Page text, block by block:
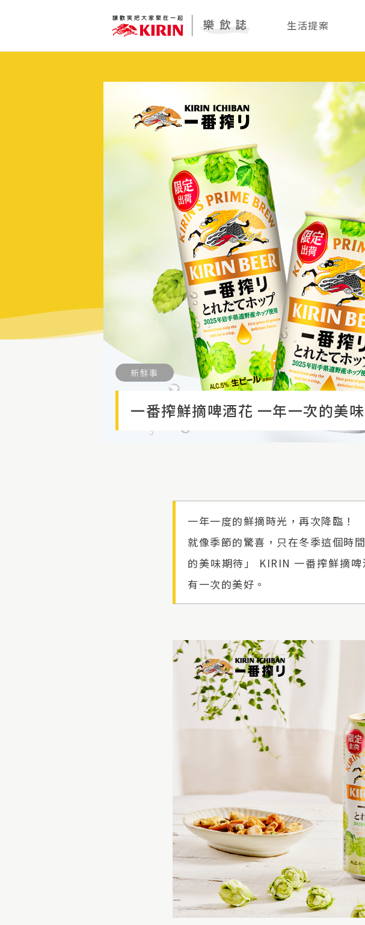
生活提案
新鮮事
一番搾鮮摘啤酒花 一年一次的美
一年一度的鮮摘時光，再次降臨！
就像季節的驚喜，只在冬季這個時
的美味期待」 KIRIN 一番搾鮮摘
有一次的美好。